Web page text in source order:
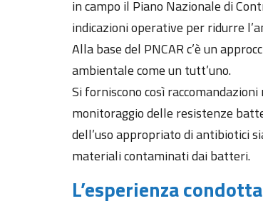
in campo il Piano Nazionale di
indicazioni operative per ridurre
Alla base del PNCAR c’è un
ambientale come un tutt’uno.
Si forniscono così
monitoraggio delle resistenze
dell’uso appropriato di antibiotici
materiali contaminati dai batteri.
L’esperienza